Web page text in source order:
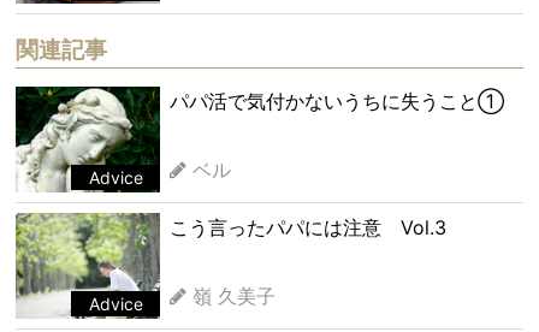
関連記事
Advice
パパ活で気付かないうちに失うこと①
ベル
Advice
こう言ったパパには注意 Vol.3
嶺 久美子